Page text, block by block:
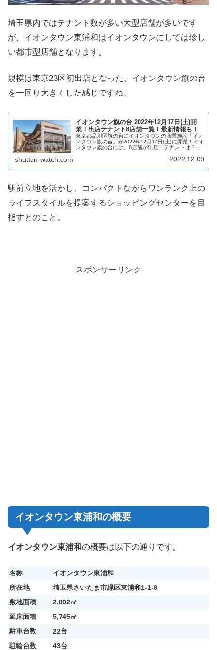
埼玉県内ではテナント数が多い大型店舗が多いです
が、イオンタウン東浦和はイオンタウンにしては珍し
い都市型店舗となります。
規模は東京23区初出店となった、イオンタウン旗の台
を一回り大きくした感じですね。
イオンタウン旗の台 2022年12月17日(土)開
業！出店テナント8店舗一覧！最新情報も！
東京都品川区旗の台にイオンタウンの商業施設「イオ
ンタウン旗の台」が2022年12月17日(土)に開業！イオ
ンタウン旗の台には、8店舗が出店！テナントは？ア
オンタウン旗の台がどのような商業施設に...
shutten-watch.com 2022.12.08
駅前立地を活かし、コンパクトながらワンランク上の
ライフスタイルを提案するショッピングセンターを目
指すとのこと。
スポンサーリンク
イオンタウン東浦和の概要
イオンタウン東浦和の概要は以下の通りです。
名称
イオンタウン東浦和
所在地
埼玉県さいたま市緑区東浦和1-1-8
敷地面積
2,802㎡
延床面積
5,745㎡
駐車台数
22台
駐輪台数
43台